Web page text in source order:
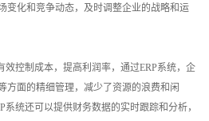
变化和竞争动态，及时调整企业的战略和运
效控制成本，提高利润率，通过ERP系统，企
方面的精细管理，减少了资源的浪费和闲
统还可以提供财务数据的实时跟踪和分析，